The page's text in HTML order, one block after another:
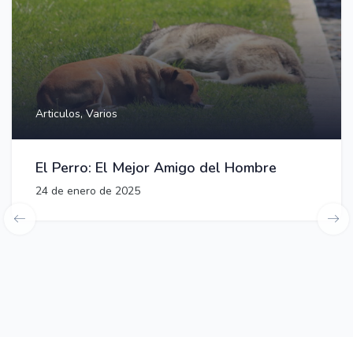
Articulos, Varios
El Perro: El Mejor Amigo del Hombre
24 de enero de 2025